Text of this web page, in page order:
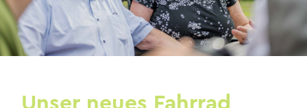
Kontakt & Anfahrt
Unser neues Fahrrad